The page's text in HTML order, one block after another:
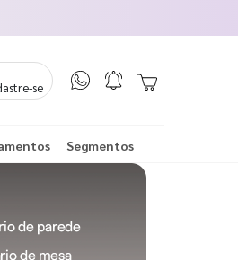
se
Segmentos